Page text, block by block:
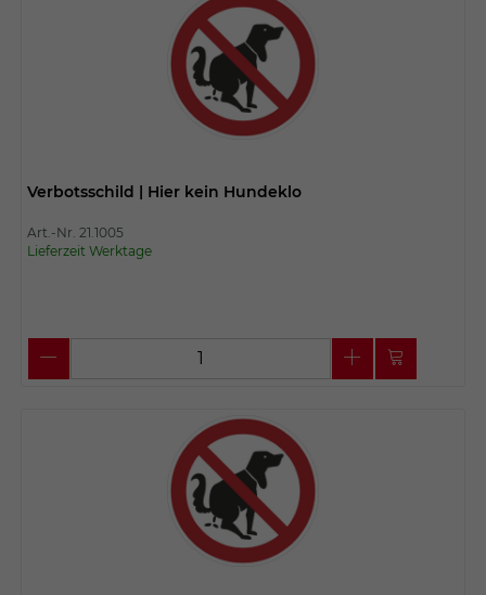
Verbotsschild | Hier kein Hundeklo
Art.-Nr. 21.1005
Lieferzeit Werktage